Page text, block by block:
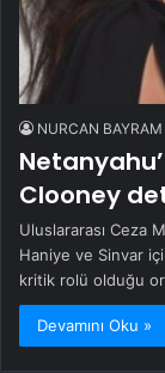
NURCAN BAYRAM
Clooney
Uluslararası Ceza
Haniye ve Sinvar
kritik rolü olduğu
Devamını Oku »